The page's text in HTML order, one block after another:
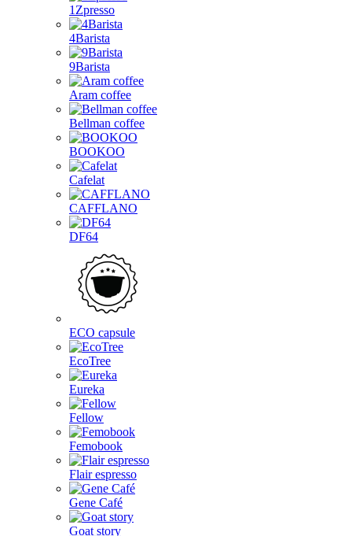
1Zpresso
4Barista
9Barista
Aram coffee
Bellman coffee
BOOKOO
Cafelat
CAFFLANO
DF64
ECO capsule
EcoTree
Eureka
Fellow
Femobook
Flair espresso
Gene Café
Goat story